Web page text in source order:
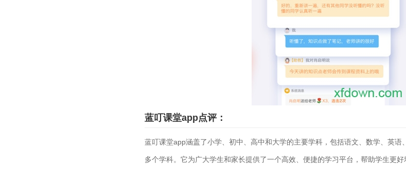
蓝叮课堂app点评：
蓝叮课堂app涵盖了小学、初中、高中和大学的主要学科，包括语文、数学、英语
多个学科。它为广大学生和家长提供了一个高效、便捷的学习平台，帮助学生更好